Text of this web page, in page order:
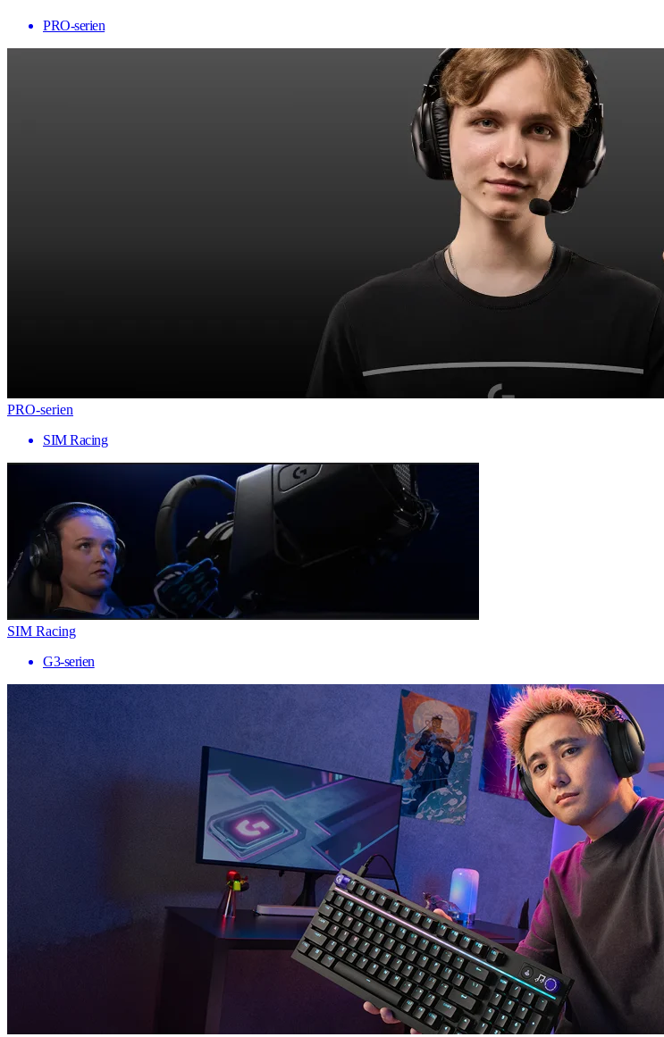
PRO-serien
PRO-serien
SIM Racing
SIM Racing
G3-serien